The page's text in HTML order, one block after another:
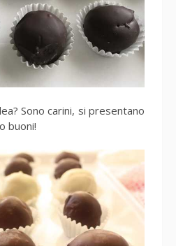
Sono carini, si presentano
buoni!